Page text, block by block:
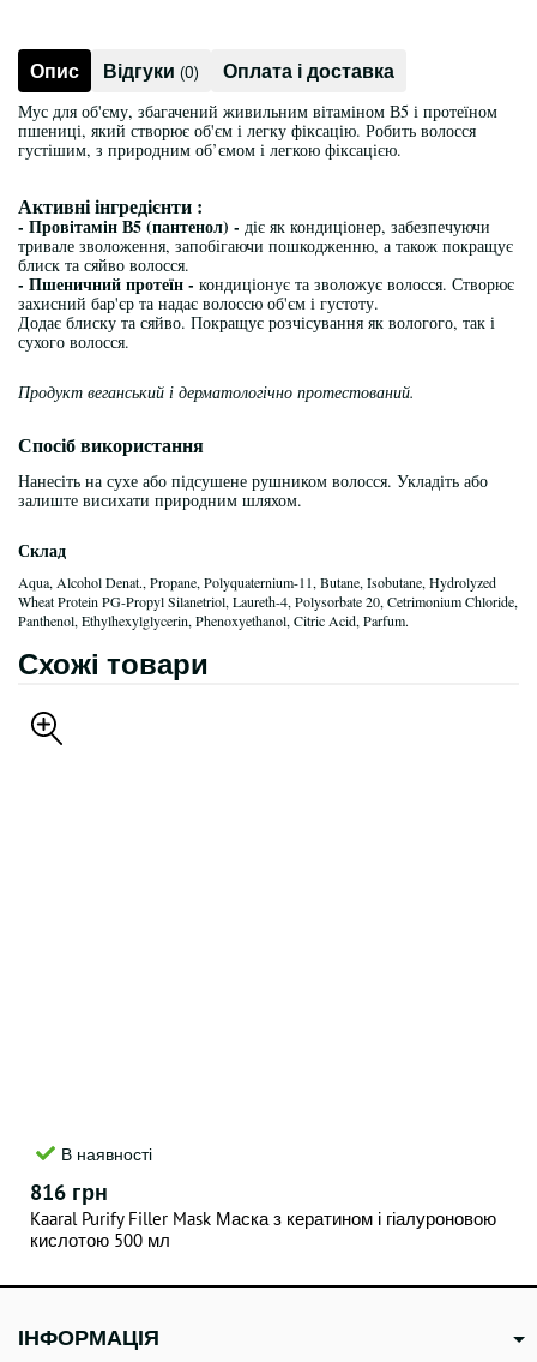
Опис Відгуки (0) Оплата і доставка
Мус для об'єму, збагачений живильним вітаміном В5 і протеїном
пшениці, який створює об'єм і легку фіксацію. Робить волосся
густішим, з природним об’ємом і легкою фіксацією.
Активні інгредієнти :
- Провітамін В5 (пантенол) - діє як кондиціонер, забезпечуючи
тривале зволоження, запобігаючи пошкодженню, а також покращує
блиск та сяйво волосся.
- Пшеничний протеїн - кондиціонує та зволожує волосся. Створює
захисний бар'єр та надає волоссю об'єм і густоту.
Додає блиску та сяйво. Покращує розчісування як вологого, так і
сухого волосся.
Продукт веганський і дерматологічно протестований.
Спосіб використання
Нанесіть на сухе або підсушене рушником волосся. Укладіть або
залиште висихати природним шляхом.
Склад
Aqua, Alcohol Denat., Propane, Polyquaternium-11, Butane, Isobutane, Hydrolyzed
Wheat Protein PG-Propyl Silanetriol, Laureth-4, Polysorbate 20, Cetrimonium Chloride,
Panthenol, Ethylhexylglycerin, Phenoxyethanol, Citric Acid, Parfum.
Схожі товари
В наявності
816 грн
Kaaral Purify Filler Mask Маска з кератином і гіалуроновою
кислотою 500 мл
ІНФОРМАЦІЯ